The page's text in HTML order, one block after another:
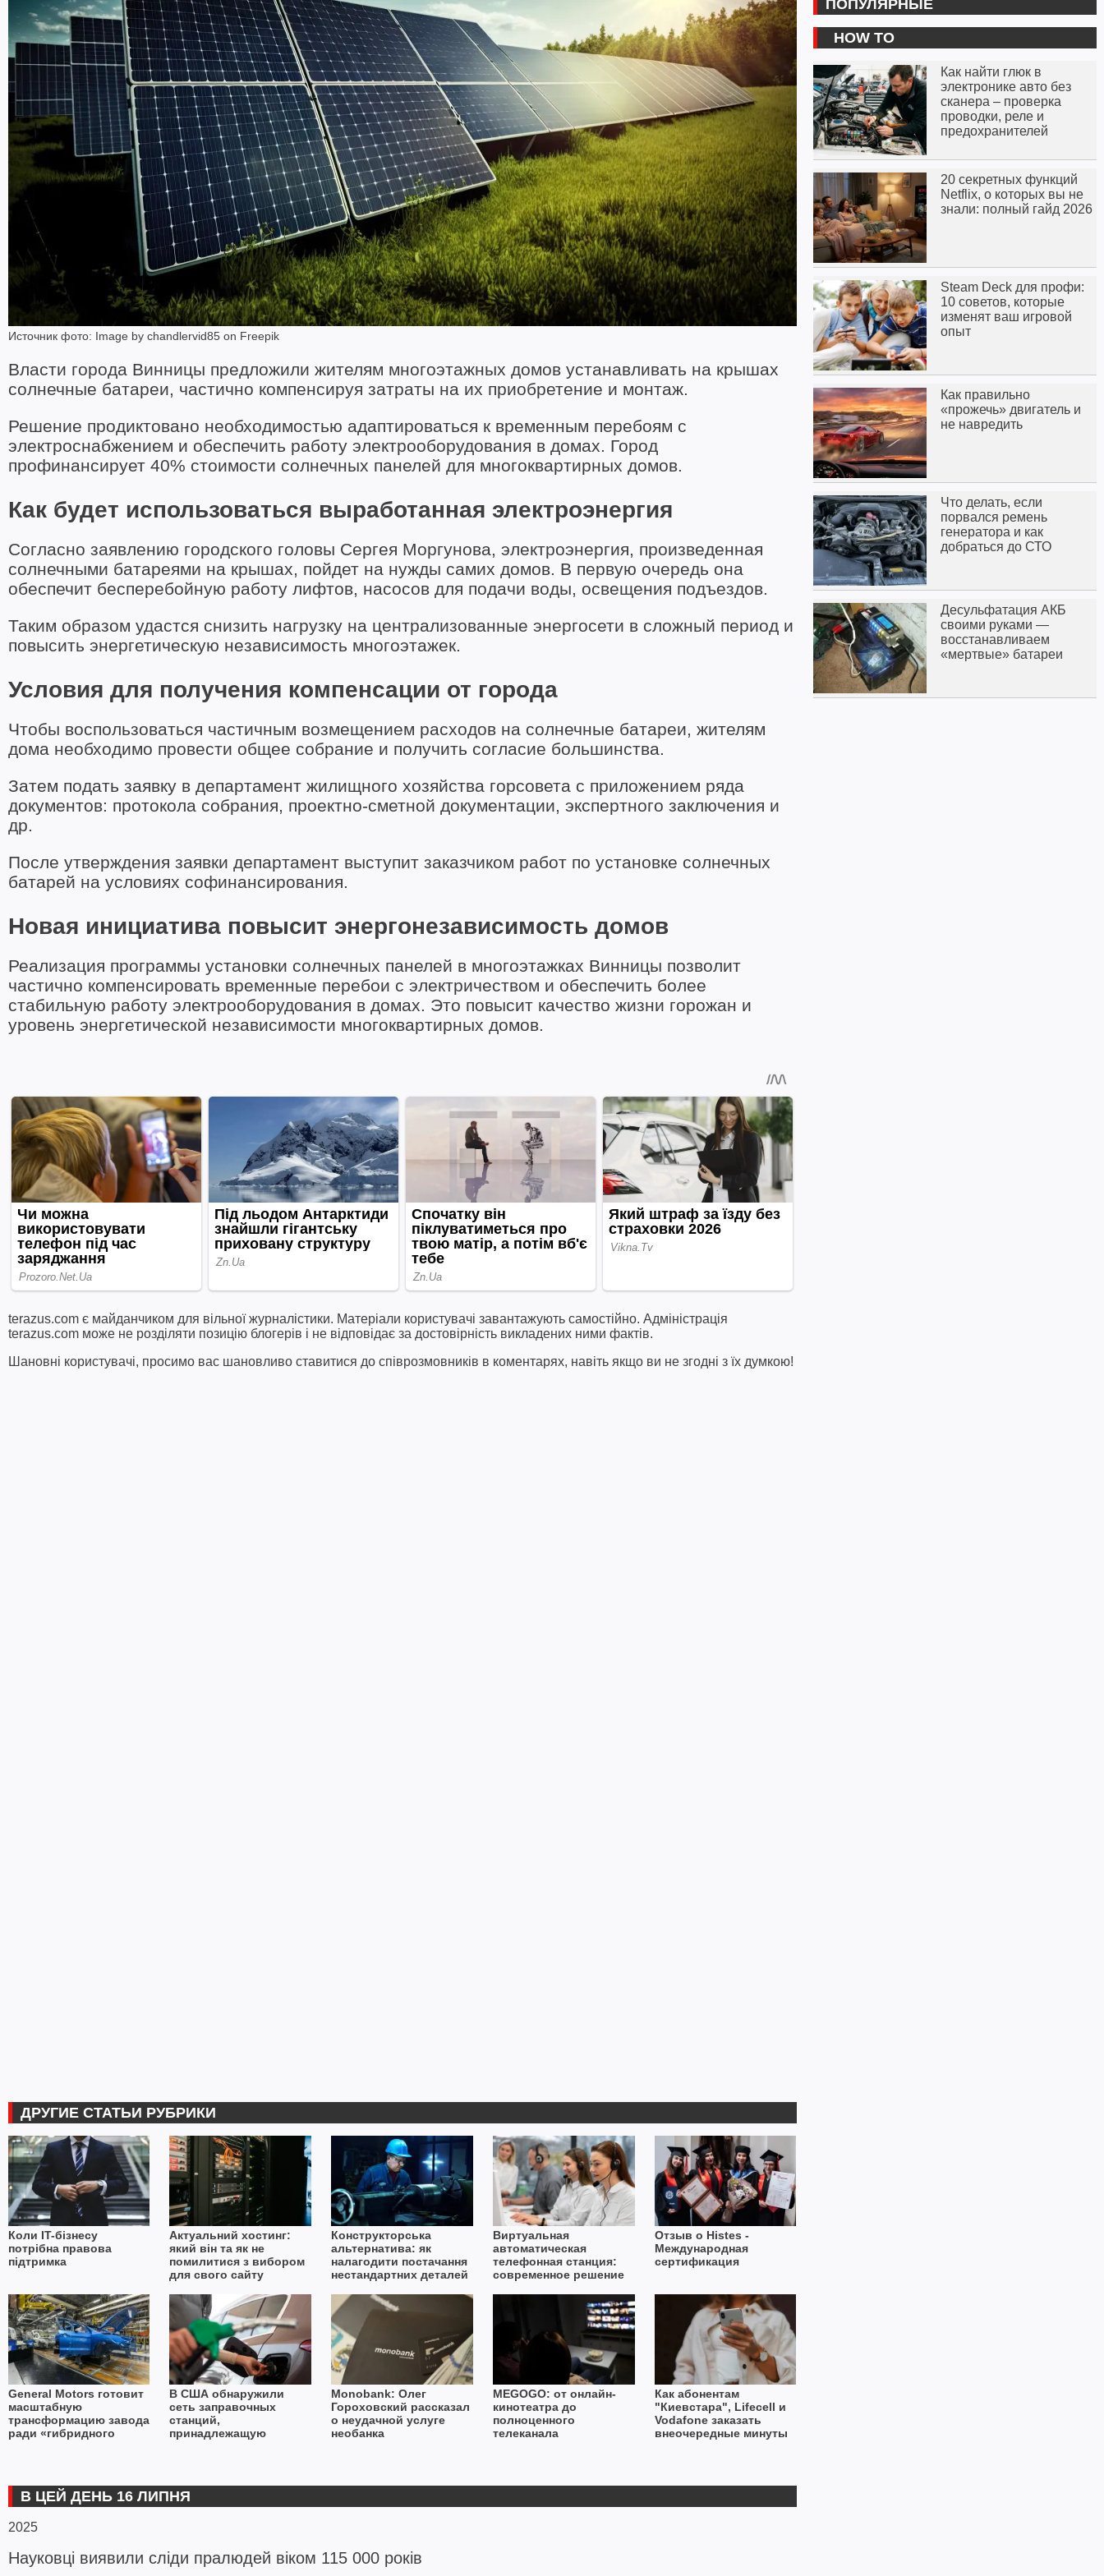
Источник фото: Image by chandlervid85 on Freepik
Власти города Винницы предложили жителям многоэтажных домов устанавливать на крышах
солнечные батареи, частично компенсируя затраты на их приобретение и монтаж.
Решение продиктовано необходимостью адаптироваться к временным перебоям с
электроснабжением и обеспечить работу электрооборудования в домах. Город
профинансирует 40% стоимости солнечных панелей для многоквартирных домов.
Как будет использоваться выработанная электроэнергия
Согласно заявлению городского головы Сергея Моргунова, электроэнергия, произведенная
солнечными батареями на крышах, пойдет на нужды самих домов. В первую очередь она
обеспечит бесперебойную работу лифтов, насосов для подачи воды, освещения подъездов.
Таким образом удастся снизить нагрузку на централизованные энергосети в сложный период и
повысить энергетическую независимость многоэтажек.
Условия для получения компенсации от города
Чтобы воспользоваться частичным возмещением расходов на солнечные батареи, жителям
дома необходимо провести общее собрание и получить согласие большинства.
Затем подать заявку в департамент жилищного хозяйства горсовета с приложением ряда
документов: протокола собрания, проектно-сметной документации, экспертного заключения и
др.
После утверждения заявки департамент выступит заказчиком работ по установке солнечных
батарей на условиях софинансирования.
Новая инициатива повысит энергонезависимость домов
Реализация программы установки солнечных панелей в многоэтажках Винницы позволит
частично компенсировать временные перебои с электричеством и обеспечить более
стабильную работу электрооборудования в домах. Это повысит качество жизни горожан и
уровень энергетической независимости многоквартирных домов.
terazus.com є майданчиком для вільної журналістики. Матеріали користувачі завантажують самостійно. Адміністрація
terazus.com може не розділяти позицію блогерів і не відповідає за достовірність викладених ними фактів.
Шановні користувачі, просимо вас шановливо ставитися до співрозмовників в коментарях, навіть якщо ви не згодні з їх думкою!
ДРУГИЕ СТАТЬИ РУБРИКИ
Коли IT-бізнесу
потрібна правова
підтримка
Актуальний хостинг:
який він та як не
помилитися з вибором
для свого сайту
Конструкторська
альтернатива: як
налагодити постачання
нестандартних деталей
імпорту
Виртуальная
автоматическая
телефонная станция:
современное решение
Отзыв о Histes -
Международная
сертификация
General Motors готовит
масштабную
трансформацию завода
ради «гибридного
В США обнаружили
сеть заправочных
станций,
принадлежащую
Monobank: Олег
Гороховский рассказал
о неудачной услуге
необанка
MEGOGO: от онлайн-
кинотеатра до
полноценного
телеканала
Как абонентам
"Киевстара", Lifecell и
Vodafone заказать
внеочередные минуты
В ЦЕЙ ДЕНЬ 16 ЛИПНЯ
2025
Науковці виявили сліди пралюдей віком 115 000 років
ПОПУЛЯРНЫЕ
HOW TO
Как найти глюк в
электронике авто без
сканера – проверка
проводки, реле и
предохранителей
20 секретных функций
Netflix, о которых вы не
знали: полный гайд 2026
Steam Deck для профи:
10 советов, которые
изменят ваш игровой
опыт
Как правильно
«прожечь» двигатель и
не навредить
Что делать, если
порвался ремень
генератора и как
добраться до СТО
Десульфатация АКБ
своими руками —
восстанавливаем
«мертвые» батареи